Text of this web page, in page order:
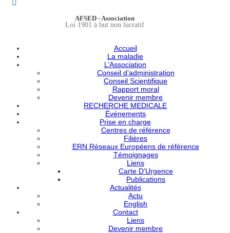
AFSED - Association
Loi 1901 à but non lucratif
Accueil
La maladie
L’Association
Conseil d’administration
Conseil Scientifique
Rapport moral
Devenir membre
RECHERCHE MEDICALE
Événements
Prise en charge
Centres de référence
Filières
ERN Réseaux Européens de référence
Témoignages
Liens
Carte D’Urgence
Publications
Actualités
Actu
English
Contact
Liens
Devenir membre